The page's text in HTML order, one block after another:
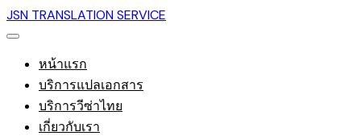
JSN TRANSLATION SERVICE
หน้าแรก
บริการแปลเอกสาร
บริการวีซ่าไทย
เกี่ยวกับเรา